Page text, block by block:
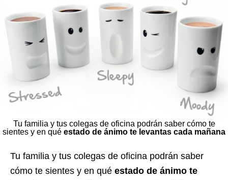
Tu familia y tus colegas de oficina podrán saber cómo te
sientes y en qué estado de ánimo te levantas cada mañana
Tu familia y tus colegas de oficina podrán saber
cómo te sientes y en qué estado de ánimo te